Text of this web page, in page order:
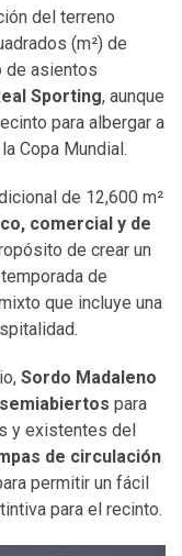
del terreno
(m²) de
de asientos
Sporting, aunque
para albergar a
Copa Mundial.
de 12,600 m²
comercial y de
de crear un
de
que incluye una
Sordo Madaleno
para
y existentes del
de circulación
permitir un fácil
para el recinto.